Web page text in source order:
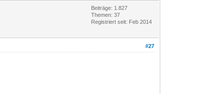
Beiträge: 1.827
Themen: 37
Registriert seit: Feb 2014
#27